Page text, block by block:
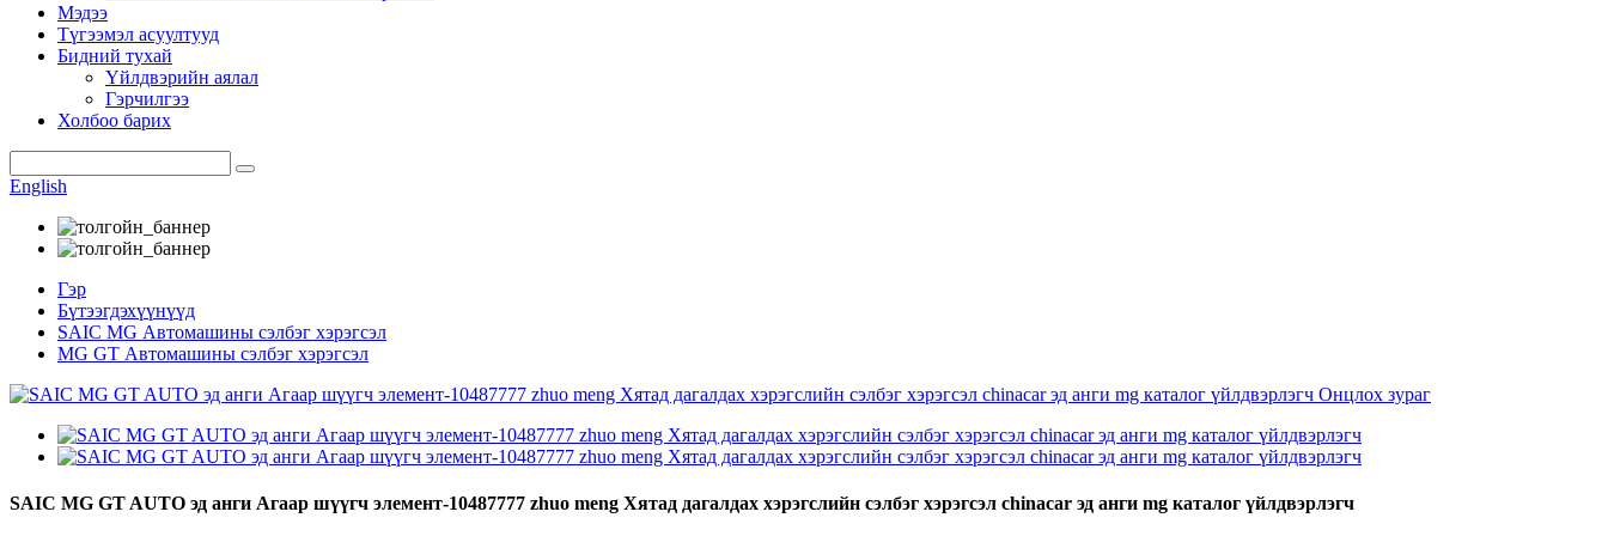
Мэдээ
Түгээмэл асуултууд
Бидний тухай
Үйлдвэрийн аялал
Гэрчилгээ
Холбоо барих
English
Гэр
Бүтээгдэхүүнүүд
SAIC MG Автомашины сэлбэг хэрэгсэл
MG GT Автомашины сэлбэг хэрэгсэл
SAIC MG GT AUTO эд анги Агаар шүүгч элемент-10487777 zhuo meng Хятад дагалдах хэрэгслийн сэлбэг хэрэгсэл chinacar эд анги mg каталог үйлдвэрлэгч